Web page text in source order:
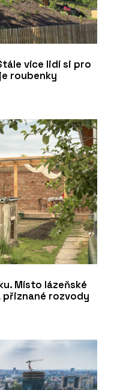
více lidí si pro
roubenky
Místo lázeňské
rozvody